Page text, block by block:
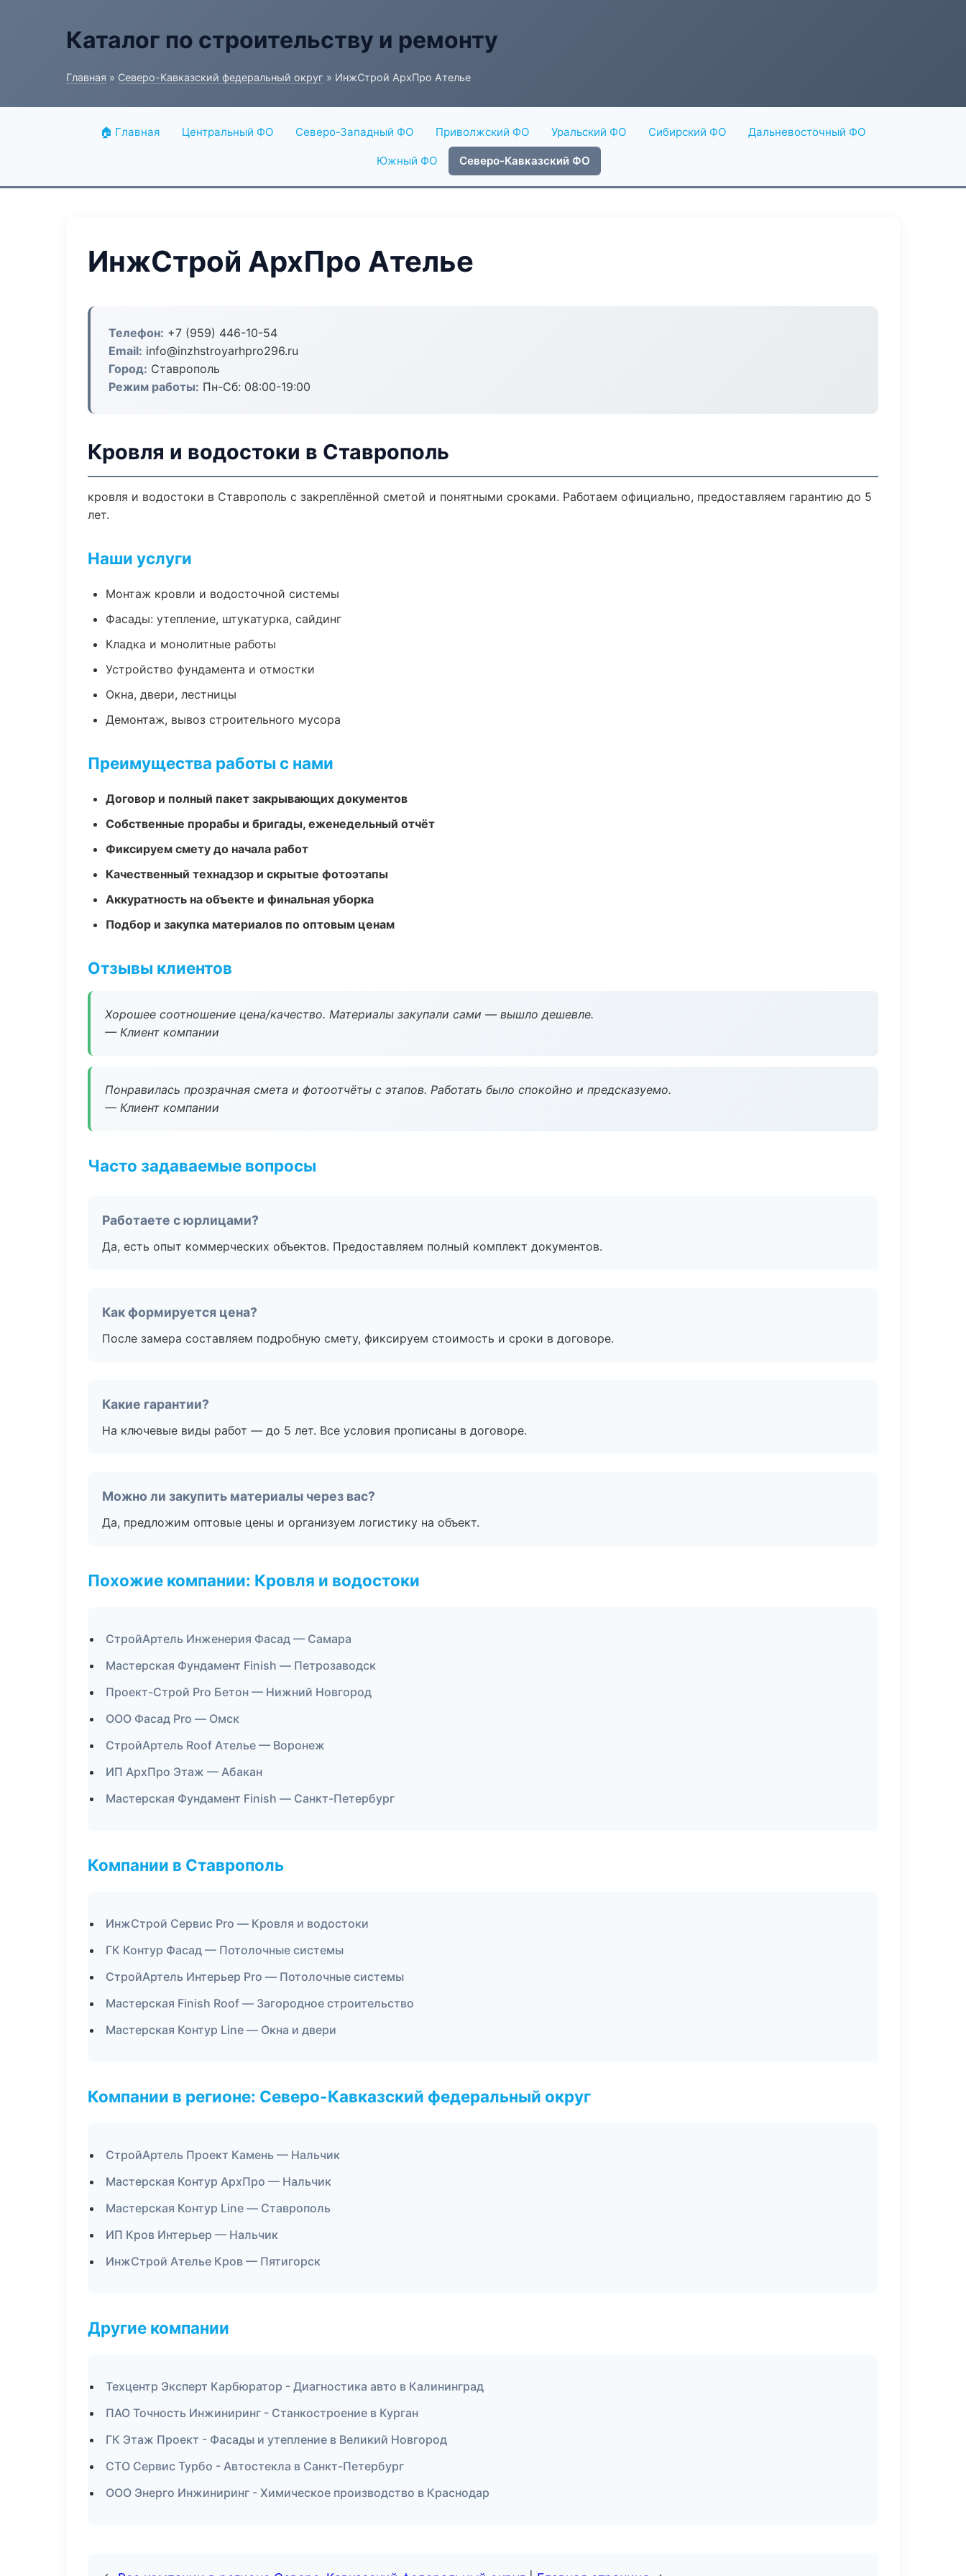
Каталог по строительству и ремонту
Главная » Северо-Кавказский федеральный округ » ИнжСтрой АрхПро Ателье
🏠 Главная Центральный ФО Северо-Западный ФО Приволжский ФО Уральский ФО Сибирский ФО Дальневосточный ФО
Южный ФО Северо-Кавказский ФО
ИнжСтрой АрхПро Ателье
Телефон: +7 (959) 446-10-54
Email: info@inzhstroyarhpro296.ru
Город: Ставрополь
Режим работы: Пн-Сб: 08:00-19:00
Кровля и водостоки в Ставрополь
кровля и водостоки в Ставрополь с закреплённой сметой и понятными сроками. Работаем официально, предоставляем гарантию до 5
лет.
Наши услуги
Монтаж кровли и водосточной системы
Фасады: утепление, штукатурка, сайдинг
Кладка и монолитные работы
Устройство фундамента и отмостки
Окна, двери, лестницы
Демонтаж, вывоз строительного мусора
Преимущества работы с нами
Договор и полный пакет закрывающих документов
Собственные прорабы и бригады, еженедельный отчёт
Фиксируем смету до начала работ
Качественный технадзор и скрытые фотоэтапы
Аккуратность на объекте и финальная уборка
Подбор и закупка материалов по оптовым ценам
Отзывы клиентов
Хорошее соотношение цена/качество. Материалы закупали сами — вышло дешевле.
— Клиент компании
Понравилась прозрачная смета и фотоотчёты с этапов. Работать было спокойно и предсказуемо.
— Клиент компании
Часто задаваемые вопросы
Работаете с юрлицами?
Да, есть опыт коммерческих объектов. Предоставляем полный комплект документов.
Как формируется цена?
После замера составляем подробную смету, фиксируем стоимость и сроки в договоре.
Какие гарантии?
На ключевые виды работ — до 5 лет. Все условия прописаны в договоре.
Можно ли закупить материалы через вас?
Да, предложим оптовые цены и организуем логистику на объект.
Похожие компании: Кровля и водостоки
СтройАртель Инженерия Фасад — Самара
Мастерская Фундамент Finish — Петрозаводск
Проект-Строй Pro Бетон — Нижний Новгород
ООО Фасад Pro — Омск
СтройАртель Roof Ателье — Воронеж
ИП АрхПро Этаж — Абакан
Мастерская Фундамент Finish — Санкт-Петербург
Компании в Ставрополь
ИнжСтрой Сервис Pro — Кровля и водостоки
ГК Контур Фасад — Потолочные системы
СтройАртель Интерьер Pro — Потолочные системы
Мастерская Finish Roof — Загородное строительство
Мастерская Контур Line — Окна и двери
Компании в регионе: Северо-Кавказский федеральный округ
СтройАртель Проект Камень — Нальчик
Мастерская Контур АрхПро — Нальчик
Мастерская Контур Line — Ставрополь
ИП Кров Интерьер — Нальчик
ИнжСтрой Ателье Кров — Пятигорск
Другие компании
Техцентр Эксперт Карбюратор - Диагностика авто в Калининград
ПАО Точность Инжиниринг - Станкостроение в Курган
ГК Этаж Проект - Фасады и утепление в Великий Новгород
СТО Сервис Турбо - Автостекла в Санкт-Петербург
ООО Энерго Инжиниринг - Химическое производство в Краснодар